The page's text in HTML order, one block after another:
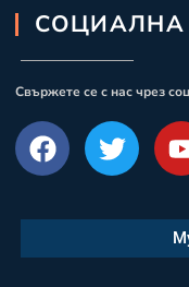
Свържете се с нас чрез